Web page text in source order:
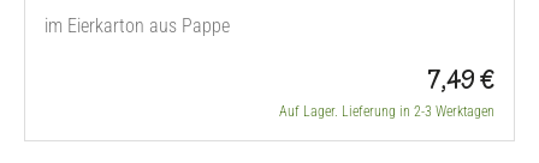
im Eierkarton aus Pappe
7,49 €
Auf Lager. Lieferung in 2-3 Werktagen